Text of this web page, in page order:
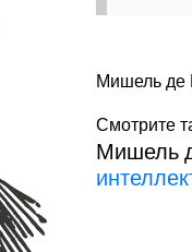
Мишель де
Смотрите
Мишель